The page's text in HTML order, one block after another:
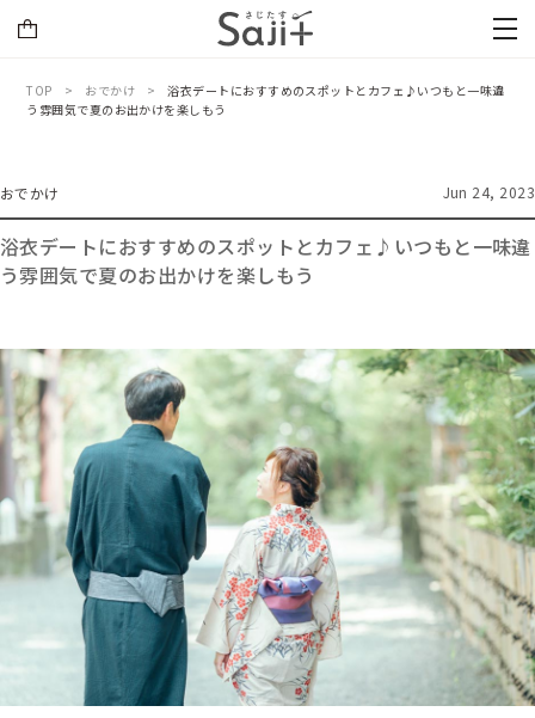
TOP おでかけ
浴衣デートにおすすめのスポットとカフェ♪いつもと一味違
う雰囲気で夏のお出かけを楽しもう
おでかけ Jun 24, 2023
浴衣デートにおすすめのスポットとカフェ♪いつもと一味違
う雰囲気で夏のお出かけを楽しもう